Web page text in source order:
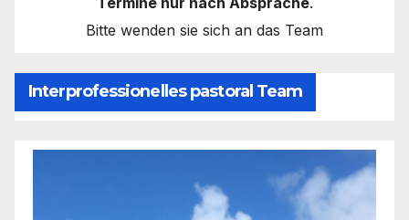
Bitte wenden sie sich an das Team
Interprofessionelles pastoral Team